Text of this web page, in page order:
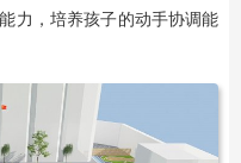
力，培养孩子的动手协调能